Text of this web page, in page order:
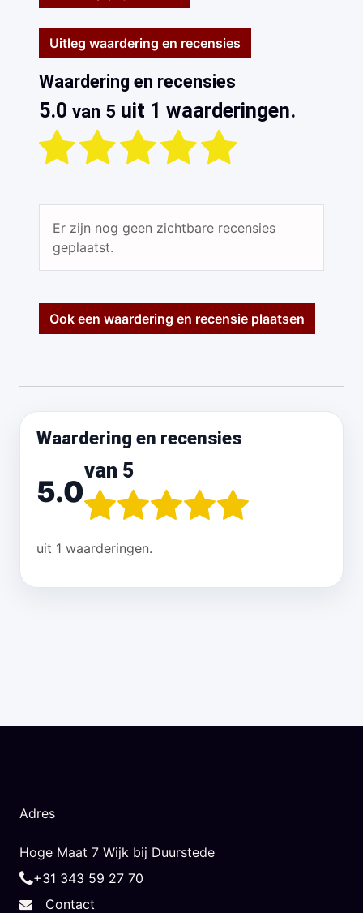
Uitleg waardering en recensies
Waardering en recensies
5.0 van 5 uit 1 waarderingen.
Er zijn nog geen zichtbare recensies
geplaatst.
Ook een waardering en recensie plaatsen
Waardering en recensies
5.0
van 5
uit 1 waarderingen.
Adres
Hoge Maat 7 Wijk bij Duurstede
+31 343 59 27 70
Contact